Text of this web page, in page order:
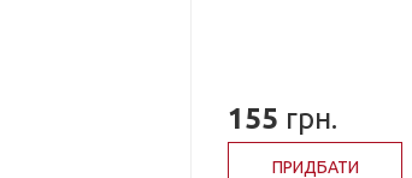
155 грн.
ПРИДБАТИ